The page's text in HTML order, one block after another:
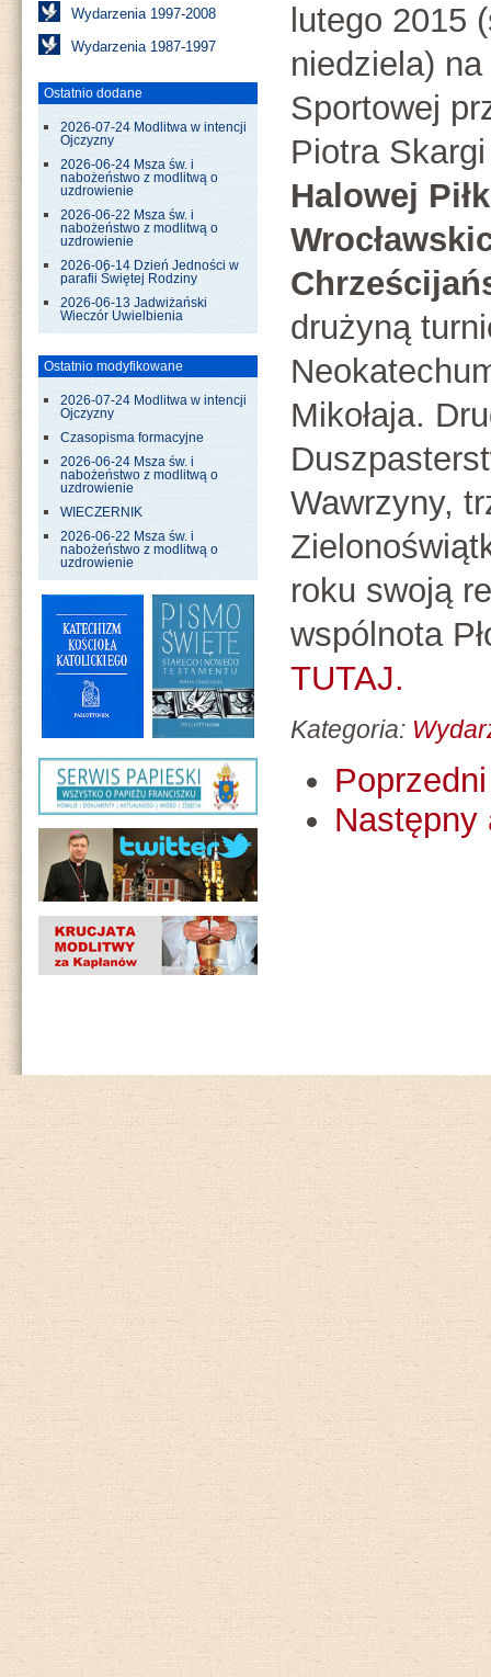
Wydarzenia 1997-2008
Wydarzenia 1987-1997
Ostatnio dodane
2026-07-24 Modlitwa w intencji
Ojczyzny
2026-06-24 Msza św. i
nabożeństwo z modlitwą o
uzdrowienie
2026-06-22 Msza św. i
nabożeństwo z modlitwą o
uzdrowienie
2026-06-14 Dzień Jedności w
parafii Świętej Rodziny
2026-06-13 Jadwiżański
Wieczór Uwielbienia
Ostatnio modyfikowane
2026-07-24 Modlitwa w intencji
Ojczyzny
Czasopisma formacyjne
2026-06-24 Msza św. i
nabożeństwo z modlitwą o
uzdrowienie
WIECZERNIK
2026-06-22 Msza św. i
nabożeństwo z modlitwą o
uzdrowienie
lutego 2015
niedziela)
Sportowej
Piotra
Halowej
drużyną
Mikołaja.
Wawrzyny,
roku swoją
wspólnota
TUTAJ.
Kategoria:
Następny